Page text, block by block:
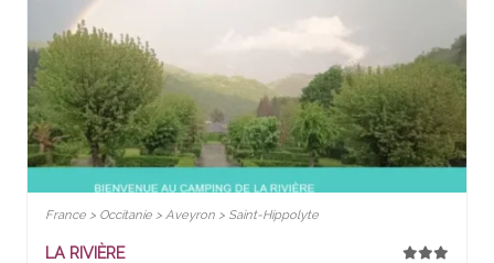
France > Occitanie > Aveyron > Saint-Hippolyte
LA RIVIÈRE